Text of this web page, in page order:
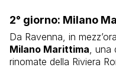
2° giorno: Milano
Da Ravenna, in
Milano Marittima, una
rinomate della Riviera